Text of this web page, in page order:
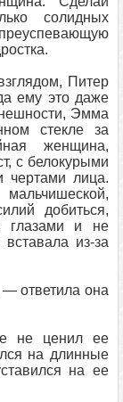
солидных
Питер
ему это даже
Эмма
стекле за
женщина,
с белокурыми
чертами лица.
добиться,
глазами и не
из-за
ответила она
не ценил ее
на длинные
на ее